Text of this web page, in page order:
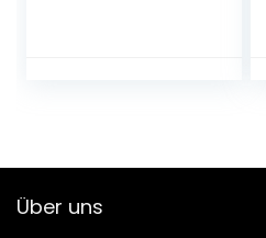
Über uns